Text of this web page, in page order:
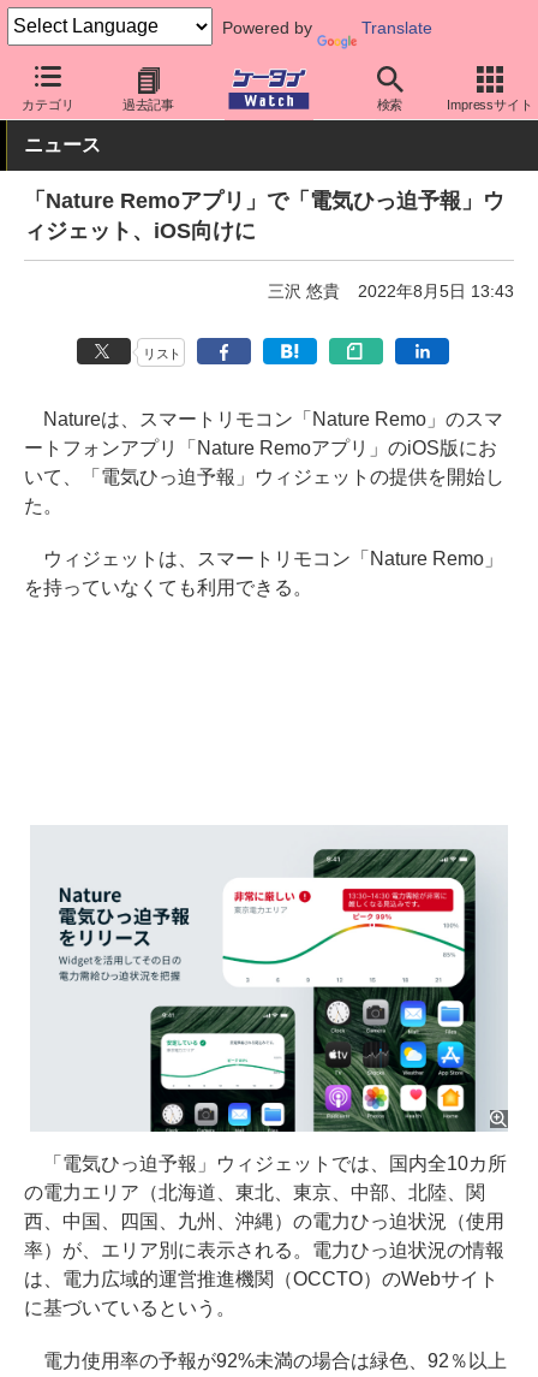
Powered by Translate
カテゴリ 過去記事 検索 Impressサイト
ケータイ Watch アプリ・サービス その他
ニュース
「Nature Remoアプリ」で「電気ひっ迫予報」ウ
ィジェット、iOS向けに
三沢 悠貴 2022年8月5日 13:43
リスト
Natureは、スマートリモコン「Nature Remo」のスマ
ートフォンアプリ「Nature Remoアプリ」のiOS版にお
いて、「電気ひっ迫予報」ウィジェットの提供を開始し
た。
ウィジェットは、スマートリモコン「Nature Remo」
を持っていなくても利用できる。
「電気ひっ迫予報」ウィジェットでは、国内全10カ所
の電力エリア（北海道、東北、東京、中部、北陸、関
西、中国、四国、九州、沖縄）の電力ひっ迫状況（使用
率）が、エリア別に表示される。電力ひっ迫状況の情報
は、電力広域的運営推進機関（OCCTO）のWebサイト
に基づいているという。
電力使用率の予報が92%未満の場合は緑色、92％以上